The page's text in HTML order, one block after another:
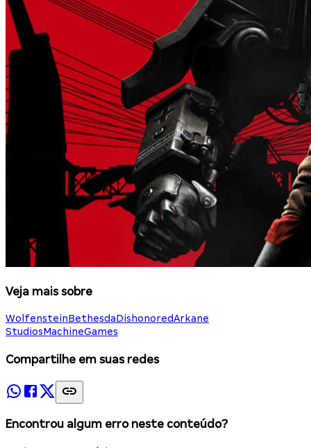
Veja mais sobre
WolfensteinBethesdaDishonoredArkane
StudiosMachineGames
Compartilhe em suas redes
Encontrou algum erro neste conteúdo?